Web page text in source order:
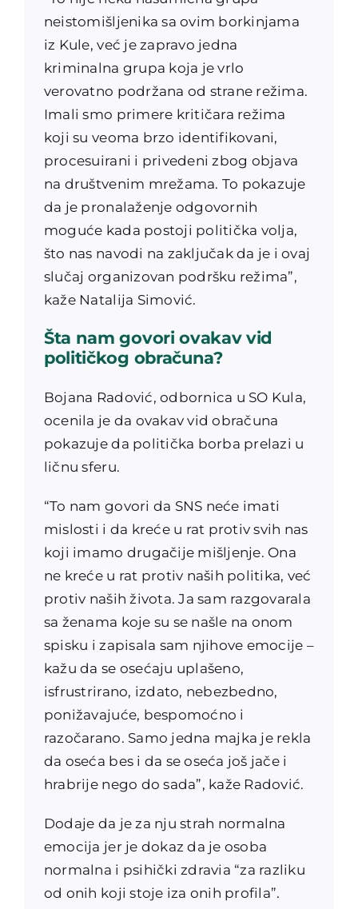
neistomišljenika sa ovim borkinjama
iz Kule, već je zapravo jedna
kriminalna grupa koja je vrlo
verovatno podržana od strane režima.
Imali smo primere kritičara režima
koji su veoma brzo identifikovani,
procesuirani i privedeni zbog objava
na društvenim mrežama. To pokazuje
da je pronalaženje odgovornih
moguće kada postoji politička volja,
što nas navodi na zaključak da je i ovaj
slučaj organizovan podršku režima”,
kaže Natalija Simović.
Šta nam govori ovakav vid
političkog obračuna?
Bojana Radović, odbornica u SO Kula,
ocenila je da ovakav vid obračuna
pokazuje da politička borba prelazi u
ličnu sferu.
“To nam govori da SNS neće imati
mislosti i da kreće u rat protiv svih nas
koji imamo drugačije mišljenje. Ona
ne kreće u rat protiv naših politika, već
protiv naših života. Ja sam razgovarala
sa ženama koje su se našle na onom
spisku i zapisala sam njihove emocije –
kažu da se osećaju uplašeno,
isfrustrirano, izdato, nebezbedno,
ponižavajuće, bespomoćno i
razočarano. Samo jedna majka je rekla
da oseća bes i da se oseća još jače i
hrabrije nego do sada”, kaže Radović.
Dodaje da je za nju strah normalna
emocija jer je dokaz da je osoba
normalna i psihički zdravia “za razliku
od onih koji stoje iza onih profila”.